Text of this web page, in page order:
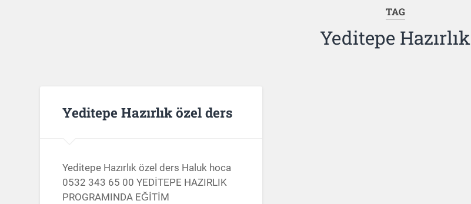
TAG
Yeditepe Hazırlık
Yeditepe Hazırlık özel ders
Yeditepe Hazırlık özel ders Haluk hoca
0532 343 65 00 YEDİTEPE HAZIRLIK
PROGRAMINDA EĞİTİM